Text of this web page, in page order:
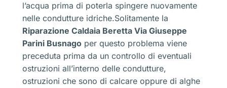
l’acqua prima di poterla spingere nuovamente
nelle condutture idriche.Solitamente la
Riparazione Caldaia Beretta Via Giuseppe
Parini Busnago per questo problema viene
preceduta prima da un controllo di eventuali
ostruzioni all’interno delle condutture,
ostruzioni che sono di calcare oppure di alghe